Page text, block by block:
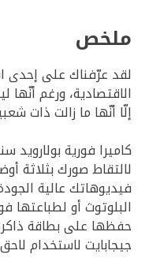
ملخص
لقد عرّفناك على إحدى
الاقتصادية، ورغم
إلّا أنّها ما زالت ذات
كاميرا فورية
لالتقاط صورك بثلاثة
فيديوهاتك عالية
البلوتوث أو لطباعتها
جيجابايت لاستخدام